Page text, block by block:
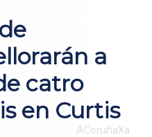
a
catro
en Curtis
ACoruñaXa